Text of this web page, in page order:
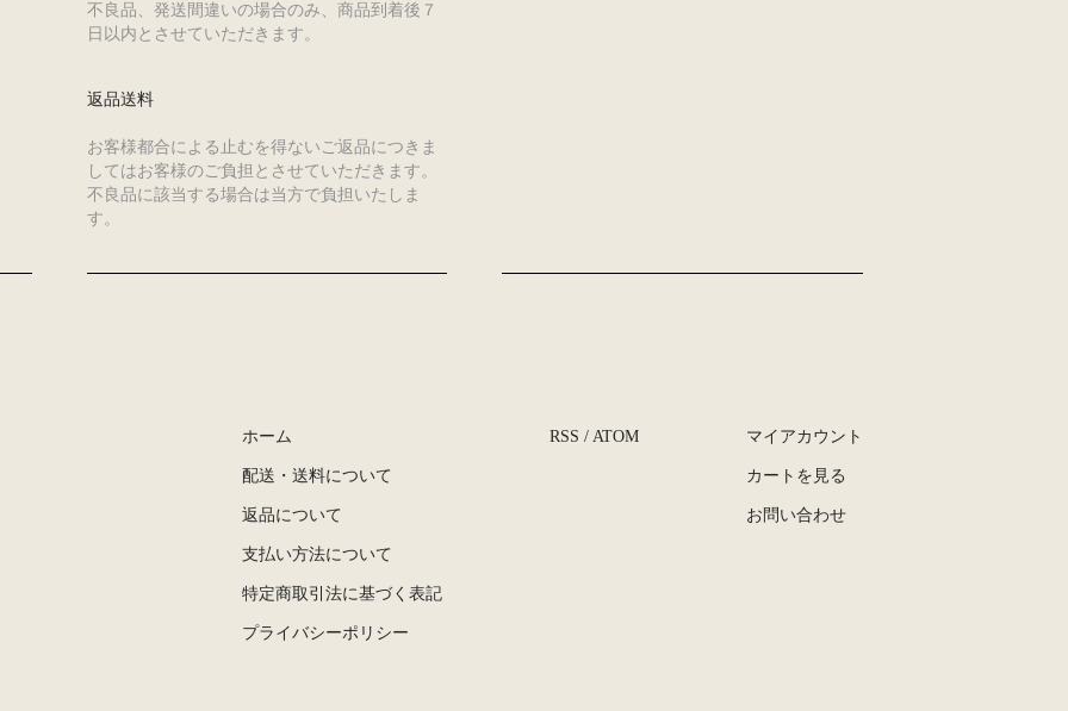
不良品、発送間違いの場合のみ、商品到着後７
日以内とさせていただきます。
返品送料
お客様都合による止むを得ないご返品につきま
してはお客様のご負担とさせていただきます。
不良品に該当する場合は当方で負担いたしま
す。
ホーム
配送・送料について
返品について
支払い方法について
特定商取引法に基づく表記
プライバシーポリシー
RSS / ATOM マイアカウント
カートを見る
お問い合わせ